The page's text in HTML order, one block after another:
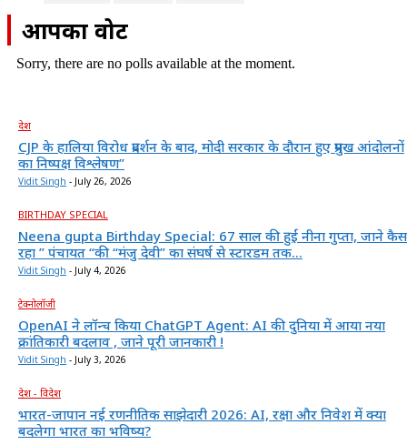
आपका वोट
Sorry, there are no polls available at the moment.
देश
CJP के हालिया विरोध प्रदर्शन के बाद, मोदी सरकार के दौरान हुए प्रमुख आंदोलनों
का निष्पक्ष विश्लेषण”
Vidit Singh - July 26, 2026
BIRTHDAY SPECIAL
Neena gupta Birthday Special: 67 साल की हुईं नीना गुप्ता, जाने
रहा ” पंचायत “की “मंजु देवी” का संघर्ष से स्टारडम तक...
Vidit Singh - July 4, 2026
टेक्नोलॉजी
OpenAI ने लॉन्च किया ChatGPT Agent: AI की दुनिया में आया नया
क्रांतिकारी बदलाव , जाने पूरी जानकारी !
Vidit Singh - July 3, 2026
देश - विदेश
भारत-जापान नई रणनीतिक साझेदारी 2026: AI, रक्षा और निवेश में क्या
बदलेगा भारत का भविष्य?